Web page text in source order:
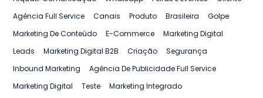
Agência Full Service
Canais Produto Brasileira
Golpe
Marketing De Conteúdo
E-Commerce
Marketing Digital
Leads
Marketing Digital B2B Criação
Segurança
Inbound Marketing
Agência De Publicidade Full Service
Marketing Digital
Teste
Marketing Integrado